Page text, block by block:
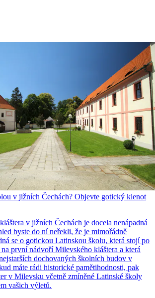
v jižních Čechách? Objevte gotický klenot
v jižních Čechách je docela nenápadná
byste do ní neřekli, že je mimořádně
se o gotickou Latinskou školu, která stojí po
první nádvoří Milevského kláštera a která
dochovaných školních budov v
máte rádi historické pamětihodnosti, pak
v Milevsku včetně zmíněné Latinské školy
vašich výletů.